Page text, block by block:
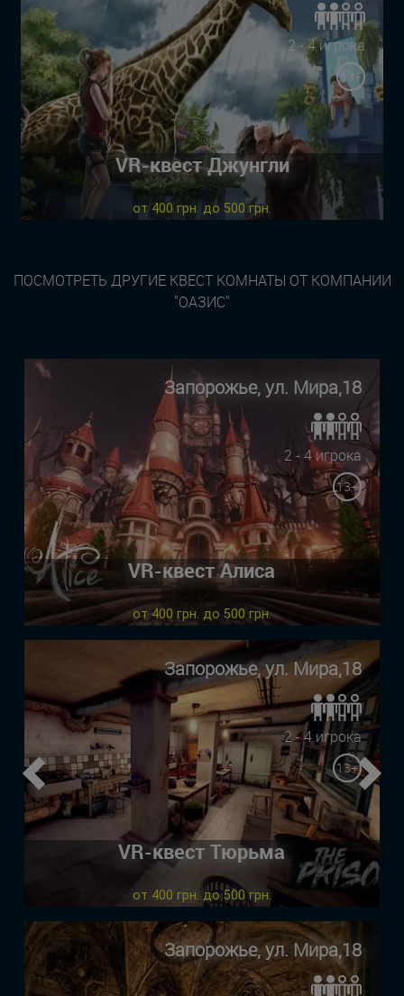
2 - 4 игрока
13+
VR-квест Джунгли
от 400 грн. до 500 грн.
ПОСМОТРЕТЬ ДРУГИЕ КВЕСТ КОМНАТЫ ОТ КОМПАНИИ
"ОАЗИС"
Запорожье, ул. Мира,18
2 - 4 игрока
13+
VR-квест Алиса
от 400 грн. до 500 грн.
Запорожье, ул. Мира,18
2 - 4 игрока
13+
VR-квест Тюрьма
от 400 грн. до 500 грн.
Запорожье, ул. Мира,18
Previous